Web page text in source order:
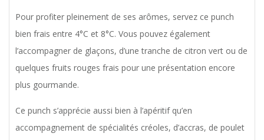
Pour profiter pleinement de ses arômes, servez ce punch
bien frais entre 4°C et 8°C. Vous pouvez également
l’accompagner de glaçons, d’une tranche de citron vert ou de
quelques fruits rouges frais pour une présentation encore
plus gourmande.
Ce punch s’apprécie aussi bien à l’apéritif qu’en
accompagnement de spécialités créoles, d’accras, de poulet